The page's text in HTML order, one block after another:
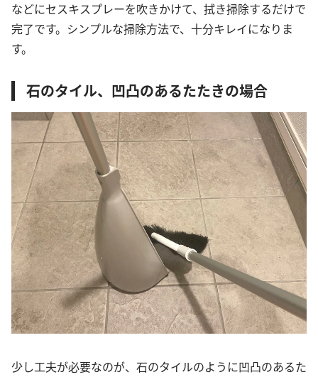
などにセスキスプレーを吹きかけて、拭き掃除するだけで
完了です。シンプルな掃除方法で、十分キレイになりま
す。
石のタイル、凹凸のあるたたきの場合
少し工夫が必要なのが、石のタイルのように凹凸のあるた